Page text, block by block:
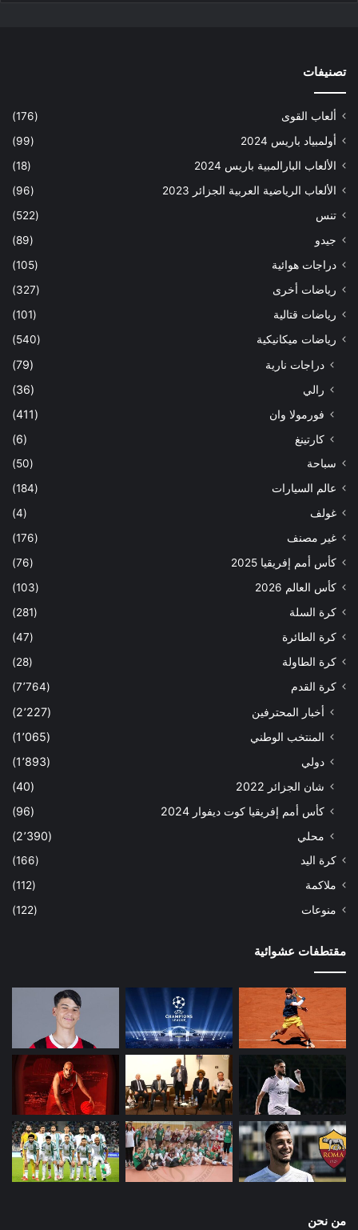
تصنيفات
ألعاب القوى
(176)
أولمبياد باريس 2024
(99)
الألعاب البارالمبية باريس 2024
(18)
الألعاب الرياضية العربية الجزائر 2023
(96)
تنس
(522)
جيدو
(89)
دراجات هوائية
(105)
رياضات أخرى
(327)
رياضات قتالية
(101)
رياضات ميكانيكية
(540)
دراجات نارية
(79)
رالي
(36)
فورمولا وان
(411)
كارتينغ
(6)
سباحة
(50)
عالم السيارات
(184)
غولف
(4)
غير مصنف
(176)
كأس أمم إفريقيا 2025
(76)
كأس العالم 2026
(103)
كرة السلة
(281)
كرة الطائرة
(47)
كرة الطاولة
(28)
كرة القدم
(7٬764)
أخبار المحترفين
(2٬227)
المنتخب الوطني
(1٬065)
دولي
(1٬893)
شان الجزائر 2022
(40)
كأس أمم إفريقيا كوت ديفوار 2024
(96)
محلي
(2٬390)
كرة اليد
(166)
ملاكمة
(112)
منوعات
(122)
مقتطفات عشوائية
من نحن